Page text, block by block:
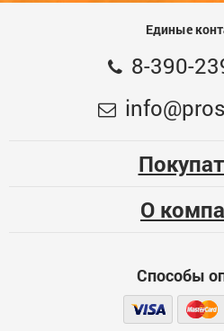
Единые
8-390-
О
Способы